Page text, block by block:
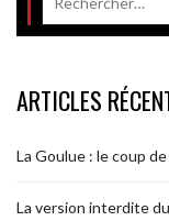
ARTICLES
La Goulue : le coup
La version interdite